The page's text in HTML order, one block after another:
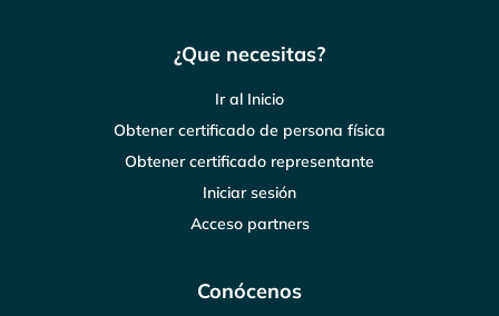
¿Que necesitas?
Ir al Inicio
Obtener certificado de persona física
Obtener certificado representante
Iniciar sesión
Acceso partners
Conócenos